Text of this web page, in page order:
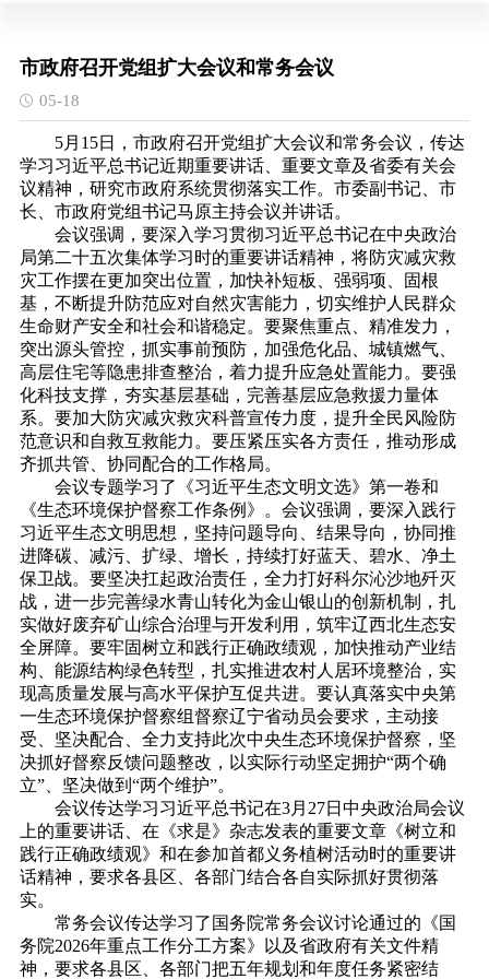
市政府召开党组扩大会议和常务会议
05-18
5月15日， 市政府召开党组扩大会议和常务会议，传达
学习习近平总书记近期重要讲话、重要文章及省委有关会
议精神，研究市政府系统贯彻落实工作。市委副书记、市
长、市政府党组书记马原主持会议并讲话。
会议强调，要深入学习贯彻习近平总书记在中央政治
局第二十五次集体学习时的重要讲话精神，将防灾减灾救
灾工作摆在更加突出位置，加快补短板、强弱项、固根
基，不断提升防范应对自然灾害能力，切实维护人民群众
生命财产安全和社会和谐稳定。要聚焦重点、精准发力，
突出源头管控，抓实事前预防，加强危化品、城镇燃气、
高层住宅等隐患排查整治，着力提升应急处置能力。要强
化科技支撑，夯实基层基础，完善基层应急救援力量体
系。要加大防灾减灾救灾科普宣传力度，提升全民风险防
范意识和自救互救能力。要压紧压实各方责任，推动形成
齐抓共管、协同配合的工作格局。
会议专题学习了《习近平生态文明文选》第一卷和
《生态环境保护督察工作条例》。 会议强调，要深入践行
习近平生态文明思想，坚持问题导向、结果导向，协同推
进降碳、减污、扩绿、增长，持续打好蓝天、碧水、净土
保卫战。 要坚决扛起政治责任，全力打好科尔沁沙地歼灭
战，进一步完善绿水青山转化为金山银山的创新机制，扎
实做好废弃矿山综合治理与开发利用，筑牢辽西北生态安
全屏障。要牢固树立和践行正确政绩观，加快推动产业结
构、能源结构绿色转型，扎实推进农村人居环境整治，实
现高质量发展与高水平保护互促共进。要认真落实中央第
一生态环境保护督察组督察辽宁省动员会要求，主动接
受、坚决配合、全力支持此次中央生态环境保护督察，坚
决抓好督察反馈问题整改，以实际行动坚定拥护“两个确
立”、坚决做到“两个维护”。
会议传达学习习近平总书记在3月27日 中央政治局会议
上的重要讲话、在 《求是》杂志发表的重要文章《树立和
践行正确政绩观》和在参加首都义务植树活动时的重要讲
话精神，要求各县区、各部门结合各自实际抓好贯彻落
实。
常务会议传达学习了国务院常务会议讨论通过的《国
务院2026年重点工作分工方案》以及省政府有关文件精
神，要求各县区、各部门把五年规划和年度任务紧密结